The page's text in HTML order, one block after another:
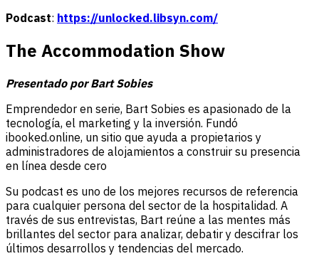
Podcast: https://unlocked.libsyn.com/
The Accommodation Show
Presentado por Bart Sobies
Emprendedor en serie, Bart Sobies es apasionado de la
tecnología, el marketing y la inversión. Fundó
ibooked.online, un sitio que ayuda a propietarios y
administradores de alojamientos a construir su presencia
en línea desde cero
Su podcast es uno de los mejores recursos de referencia
para cualquier persona del sector de la hospitalidad. A
través de sus entrevistas, Bart reúne a las mentes más
brillantes del sector para analizar, debatir y descifrar los
últimos desarrollos y tendencias del mercado.